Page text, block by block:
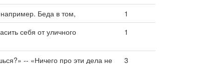
Беда в том,
1
себя от уличного
1
-- «Ничего про эти дела не
3